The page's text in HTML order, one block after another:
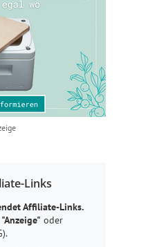
Links
Affiliate-Links.
"Anzeige" oder